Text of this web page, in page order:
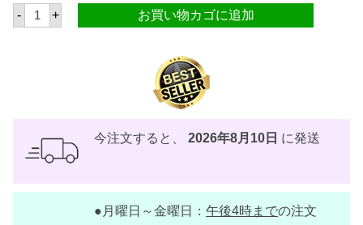
- ク
ラ
ソ
フ
+ お買い物カゴに追加
今注文すると、 2026年8月10日 に発送
●月曜日～金曜日： 午後4時までの注文